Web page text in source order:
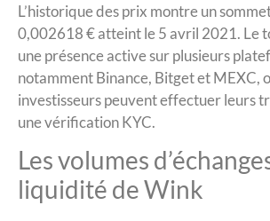
L’historique des prix montre un
0,002618 € atteint le 5 avril 2021. Le
une présence active sur plusieurs
notamment Binance, Bitget et MEXC,
investisseurs peuvent effectuer leurs
une vérification KYC.
Les volumes
liquidité de Wink